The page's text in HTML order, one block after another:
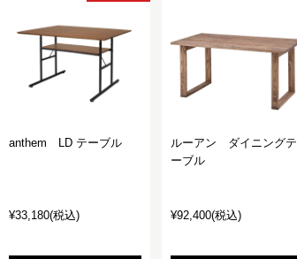
anthem LD テーブル
¥33,180(税込)
ルーアン ダイニングテ
ーブル
¥92,400(税込)